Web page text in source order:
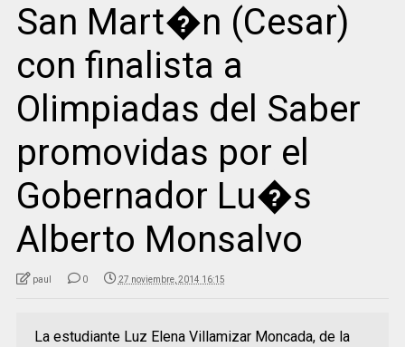
San Mart�n (Cesar)
con finalista a
Olimpiadas del Saber
promovidas por el
Gobernador Lu�s
Alberto Monsalvo
paul 0 27 noviembre, 2014 16:15
La estudiante Luz Elena Villamizar Moncada, de la